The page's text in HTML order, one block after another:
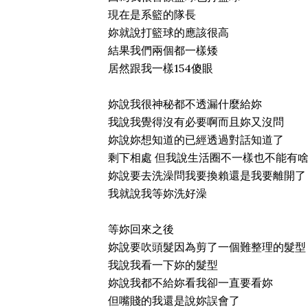
現在是系籃的隊長
妳就說打籃球的應該很高
結果我們兩個都一樣矮
居然跟我一樣154傻眼
妳說我很神秘都不透漏什麼給妳
我說我覺得沒有必要啊而且妳又沒問
妳說妳想知道的已經透過對話知道了
剩下相處 但我說生活圈不一樣也不能有
妳說要去洗澡問我要換賴還是我要離開了
我就說我等妳洗好澡
等妳回來之後
妳說要吹頭髮因為剪了一個難整理的髮型
我說我看一下妳的髮型
妳說我都不給妳看我卻一直要看妳
但嘴賤的我還是說妳誤會了